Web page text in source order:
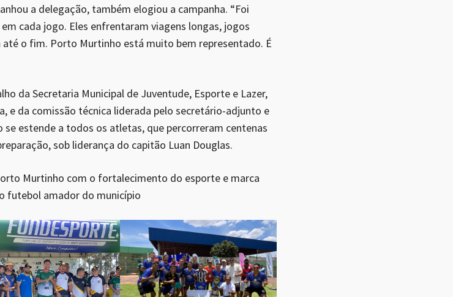
a delegação, também elogiou a campanha. “Foi
cada jogo. Eles enfrentaram viagens longas, jogos
o fim. Porto Murtinho está muito bem representado. É
da Secretaria Municipal de Juventude, Esporte e Lazer,
e da comissão técnica liderada pelo secretário-adjunto e
estende a todos os atletas, que percorreram centenas
sob liderança do capitão Luan Douglas.
Murtinho com o fortalecimento do esporte e marca
futebol amador do município